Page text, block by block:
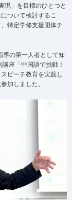
現」を目標のひとつと
ついて検討するこ
特定学修支援団体チ
導の第一人者として知
座「中国語で挑戦！
ピーチ教育を実践し
加しました。